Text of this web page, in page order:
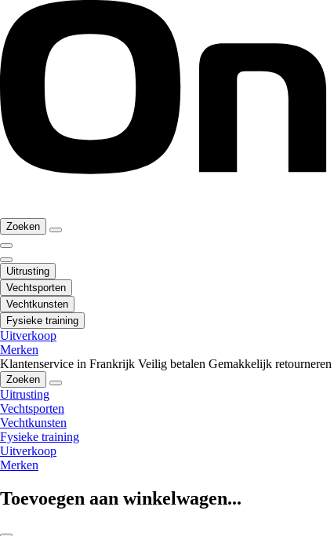
Zoeken
Uitrusting
Vechtsporten
Vechtkunsten
Fysieke training
Uitverkoop
Merken
Klantenservice in Frankrijk Veilig betalen Gemakkelijk retourneren
Zoeken
Uitrusting
Vechtsporten
Vechtkunsten
Fysieke training
Uitverkoop
Merken
Toevoegen aan winkelwagen...